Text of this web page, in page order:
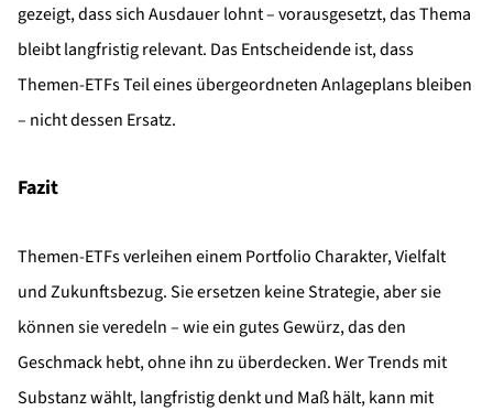
gezeigt, dass sich Ausdauer lohnt – vorausgesetzt, das Thema
bleibt langfristig relevant. Das Entscheidende ist, dass
Themen-ETFs Teil eines übergeordneten Anlageplans bleiben
– nicht dessen Ersatz.
Fazit
Themen-ETFs verleihen einem Portfolio Charakter, Vielfalt
und Zukunftsbezug. Sie ersetzen keine Strategie, aber sie
können sie veredeln – wie ein gutes Gewürz, das den
Geschmack hebt, ohne ihn zu überdecken. Wer Trends mit
Substanz wählt, langfristig denkt und Maß hält, kann mit